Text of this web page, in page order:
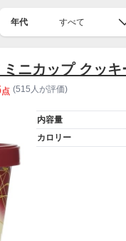
年代 すべて
ニカップ クッキ
点 (515人が評価)
内容量
カロリー